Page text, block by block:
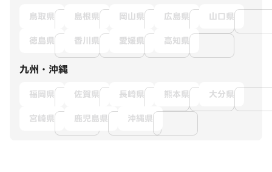
鳥取県 島根県 岡山県 広島県
山口県
徳島県
香川県 愛媛県 高知県
九州・沖縄
福岡県 佐賀県 長崎県 熊本県
大分県
宮崎県
鹿児島県 沖縄県